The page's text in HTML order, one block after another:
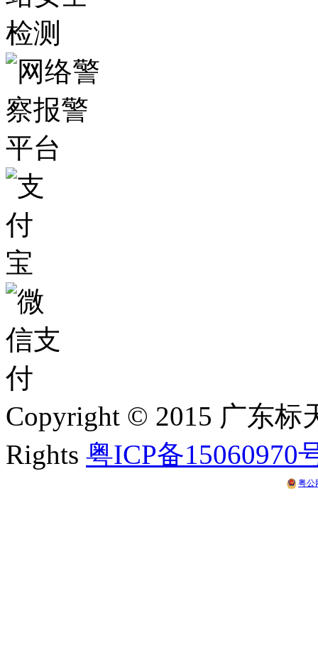
Copyright © 2015 广东
Rights 粤ICP备15060970
粤公